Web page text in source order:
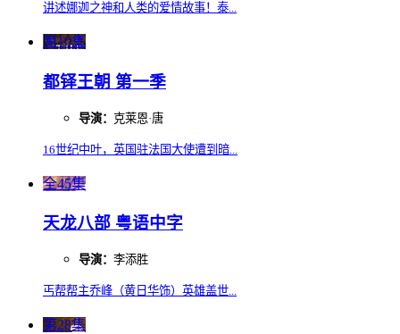
讲述娜迦之神和人类的爱情故事！泰...
第10集
都铎王朝 第一季
导演： 克莱恩·唐
16世纪中叶，英国驻法国大使遭到暗...
全45集
天龙八部 粤语中字
导演： 李添胜
丐帮帮主乔峰（黄日华饰）英雄盖世...
第28集